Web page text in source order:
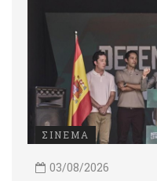
ΣΙΝΕΜΑ
03/08/2026